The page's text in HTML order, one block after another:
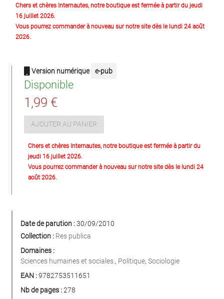
Chers et chères Internautes, notre boutique est fermée à partir du jeudi
16 juillet 2026.
Vous pourrez commander à nouveau sur notre site dès le lundi 24 août
2026.
Version numérique e-pub
Disponible
1,99 €
AJOUTER AU PANIER
Chers et chères Internautes, notre boutique est fermée à partir du
jeudi 16 juillet 2026.
Vous pourrez commander à nouveau sur notre site dès le lundi 24
août 2026.
Date de parution :30/09/2010
Collection : Res publica
Domaines :
Sciences humaines et sociales. , Politique, Sociologie
EAN :9782753511651
Nb de pages :278